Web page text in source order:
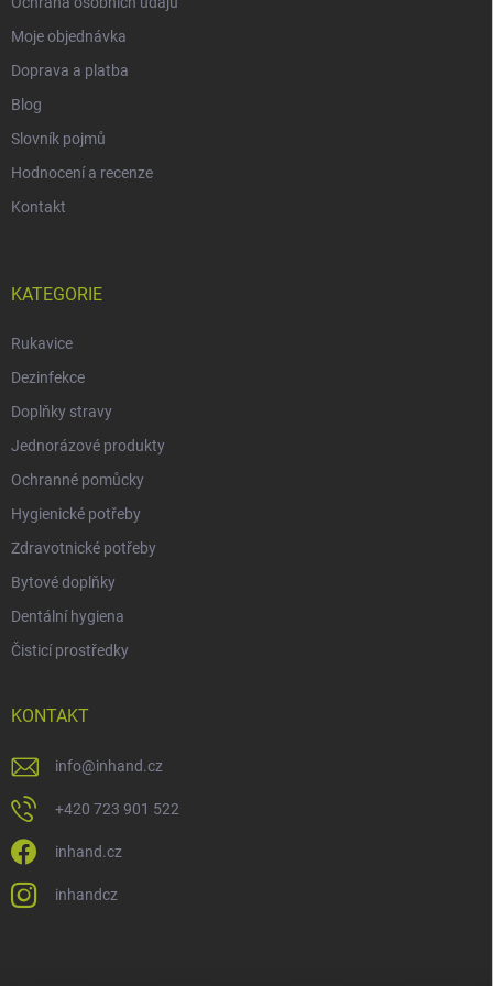
Moje objednávka
Doprava a platba
Blog
Slovník pojmů
Hodnocení a recenze
Kontakt
KATEGORIE
Rukavice
Dezinfekce
Doplňky stravy
Jednorázové produkty
Ochranné pomůcky
Hygienické potřeby
Zdravotnické potřeby
Bytové doplňky
Dentální hygiena
Čisticí prostředky
KONTAKT
info@inhand.cz
+420 723 901 522
inhand.cz
inhandcz